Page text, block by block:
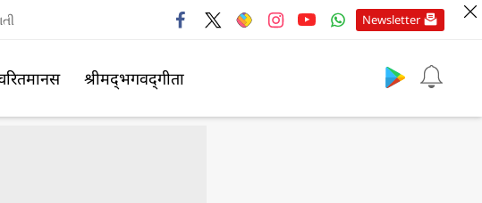
Newsletter
श्रीमद्‍भगवद्‍गीता